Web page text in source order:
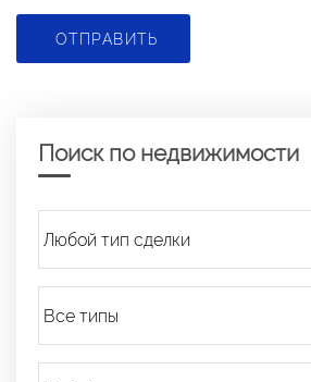
ОТПРАВИТЬ
Поиск по недвижимости